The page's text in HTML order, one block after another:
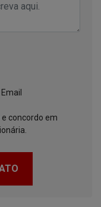
Email
e concordo em